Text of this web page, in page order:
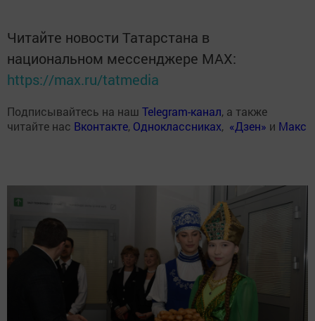
Читайте новости Татарстана в
национальном мессенджере MАХ:
https://max.ru/tatmedia
Подписывайтесь на наш Telegram-канал, а также
читайте нас Вконтакте, Одноклассниках, «Дзен» и Макс